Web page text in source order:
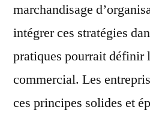
marchandisage
intégrer ces stratégies
pratiques pourrait définir
commercial. Les
ces principes solides et